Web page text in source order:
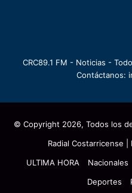
CRC89.1 FM - Noticias -
Contáctanos:
© Copyright 2026, Todos los
Radial Costarricense |
ULTIMA HORA
Nacionales
Deportes